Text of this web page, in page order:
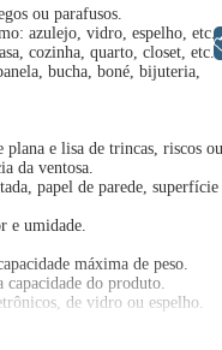
ou parafusos.
azulejo, vidro, espelho,
cozinha, quarto, closet, etc.
bucha, boné, bijuteria,
e lisa de trincas, riscos ou
da ventosa.
papel de parede, superfície
e umidade.
máxima de peso.
capacidade do produto.
de vidro ou espelho.
Libras